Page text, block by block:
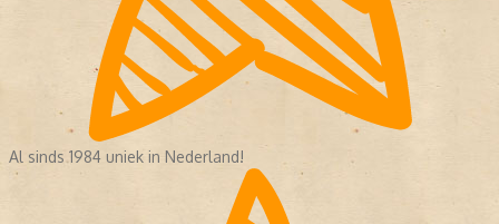
Al sinds 1984 uniek in Nederland!